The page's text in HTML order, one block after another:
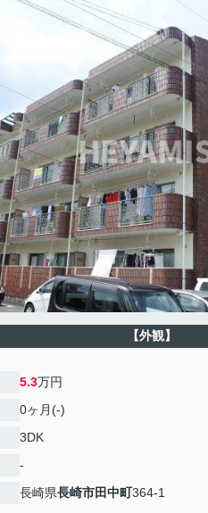
【外観】
5.3万円
0ヶ月(-)
3DK
-
長崎県長崎市田中町364-1